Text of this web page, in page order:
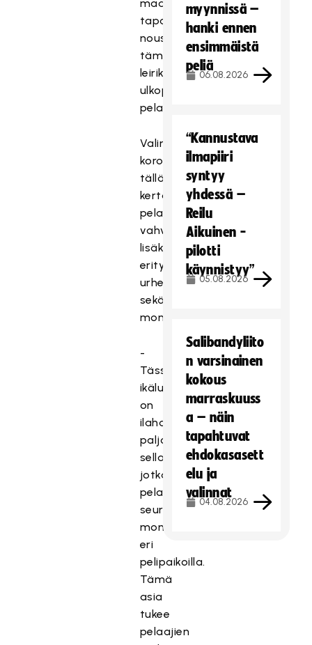
maajoukkueen
tapahtumaan
nousee
tämän
leirikokoonpanon
ulkopuolelta
pelaajia.
Valinnoissa
korostettiin
tällä
kertaa
pelaajien
vahvuuksien
lisäksi
erityisesti
urheilullisuutta
sekä
monipuolisuutta.
-
Tässä
ikäluokassa
on
ilahduttavasti
paljon
sellaisia,
jotka
pelaavat
seurajoukkueissaan
monilla
eri
pelipaikoilla.
Tämä
asia
tukee
pelaajien
myynnissä –
hanki ennen
ensimmäistä
peliä
06.08.2026
“Kannustava
ilmapiiri
syntyy
yhdessä –
Reilu
Aikuinen -
pilotti
käynnistyy”
05.08.2026
Salibandyliito
n varsinainen
kokous
marraskuuss
a – näin
tapahtuvat
ehdokasasett
elu ja
valinnat
04.08.2026